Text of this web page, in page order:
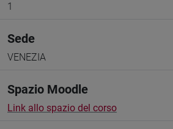
1
Sede
VENEZIA
Spazio Moodle
Link allo spazio del corso